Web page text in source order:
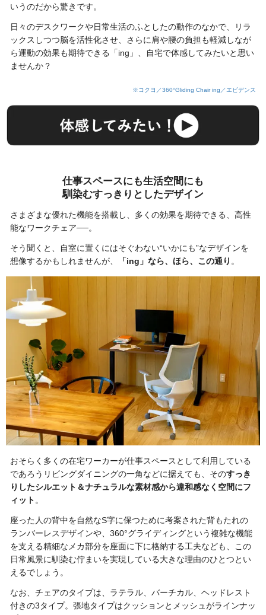
いうのだから驚きです。
日々のデスクワークや日常生活のふとしたの動作のなかで、リラ
ックスしつつ脳を活性化させ、さらに肩や腰の負担も軽減しなが
ら運動の効果も期待できる「ing」、自宅で体感してみたいと思い
ませんか？
※コクヨ／360°Gliding Chair ing／エビデンス
仕事スペースにも生活空間にも
馴染むすっきりとしたデザイン
さまざまな優れた機能を搭載し、多くの効果を期待できる、高性
能なワークチェア──。
そう聞くと、自室に置くにはそぐわない“いかにも”なデザインを
想像するかもしれませんが、
「ing」なら、ほら、この通り 。
おそらく多くの在宅ワーカーが仕事スペースとして利用している
であろうリビングダイニングの一角などに据えても、そのすっき
りしたシルエット＆ナチュラルな素材感から違和感なく空間にフ
ィット。
座った人の背中を自然なS字に保つために考案された背もたれの
ランバーレスデザインや、360°グライディングという複雑な機能
を支える精細なメカ部分を座面に下に格納する工夫なども、この
日常風景に馴染む佇まいを実現している大きな理由のひとつとい
えるでしょう。
なお、チェアのタイプは、ラテラル、バーチカル、ヘッドレスト
付きの3タイプ。張地タイプはクッションとメッシュがラインナッ